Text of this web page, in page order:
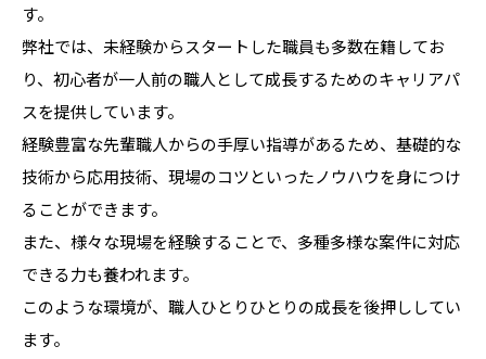
す。
弊社では、未経験からスタートした職員も多数在籍してお
り、初心者が一人前の職人として成長するためのキャリアパ
スを提供しています。
経験豊富な先輩職人からの手厚い指導があるため、基礎的な
技術から応用技術、現場のコツといったノウハウを身につけ
ることができます。
また、様々な現場を経験することで、多種多様な案件に対応
できる力も養われます。
このような環境が、職人ひとりひとりの成長を後押ししてい
ます。